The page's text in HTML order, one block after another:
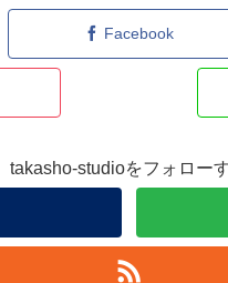
Facebook
takasho-studioをフォロー